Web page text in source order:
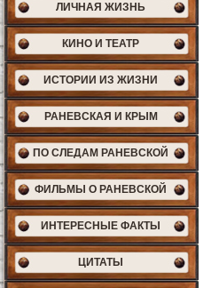
ЛИЧНАЯ ЖИЗНЬ
КИНО И ТЕАТР
ИСТОРИИ ИЗ ЖИЗНИ
РАНЕВСКАЯ И КРЫМ
ПО СЛЕДАМ РАНЕВСКОЙ
ФИЛЬМЫ О РАНЕВСКОЙ
ИНТЕРЕСНЫЕ ФАКТЫ
ЦИТАТЫ